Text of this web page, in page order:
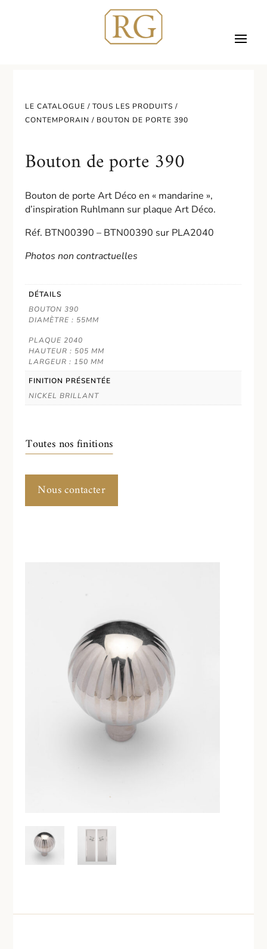
LE CATALOGUE /TOUS LES PRODUITS /
CONTEMPORAIN / BOUTON DE PORTE 390
Bouton de porte 390
Bouton de porte Art Déco en « mandarine »,
d’inspiration Ruhlmann sur plaque Art Déco.
Réf. BTN00390 – BTN00390 sur PLA2040
Photos non contractuelles
DÉTAILS
BOUTON 390
DIAMÈTRE : 55MM
PLAQUE 2040
HAUTEUR : 505 MM
LARGEUR : 150 MM
FINITION PRÉSENTÉE
NICKEL BRILLANT
Toutes nos finitions
Nous contacter